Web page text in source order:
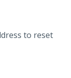
to reset